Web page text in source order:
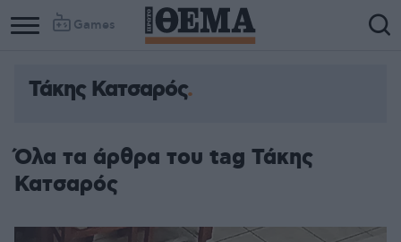
Games
Column
Column
Τάκης Κατσαρός
Όλα τα άρθρα του tag Τάκης
Κατσαρός